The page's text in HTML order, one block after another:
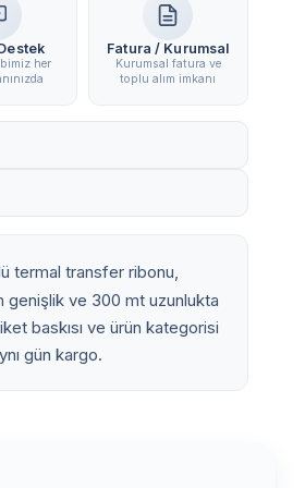
her
Fatura / Kurumsal
Kurumsal fatura ve
toplu alım imkanı
termal transfer ribonu,
genişlik ve 300 mt uzunlukta
baskısı ve ürün kategorisi
gün kargo.